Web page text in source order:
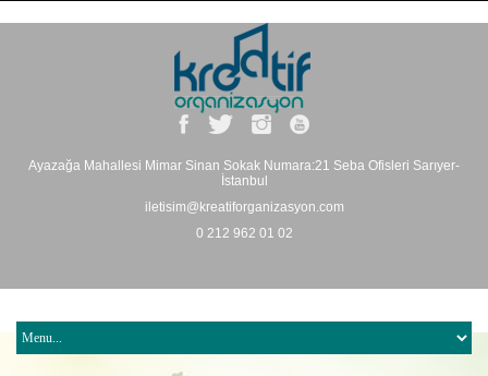
Ayazağa Mahallesi Mimar Sinan Sokak Numara:21 Seba Ofisleri Sarıyer-
İstanbul
iletisim@kreatiforganizasyon.com
0 212 962 01 02